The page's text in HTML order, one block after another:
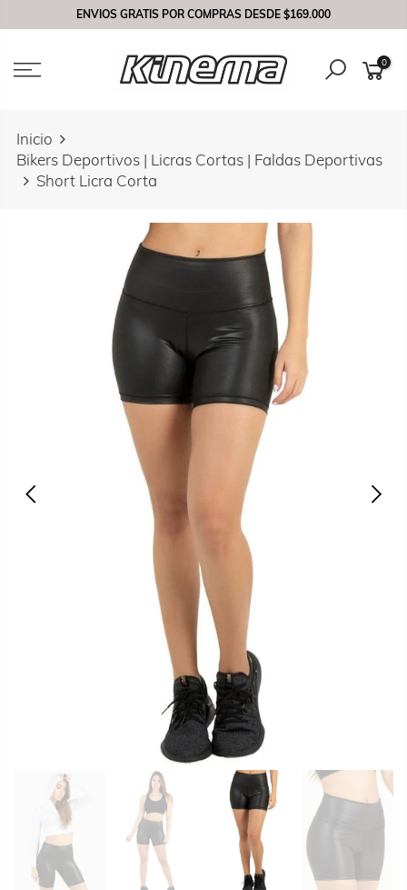
ENVIOS GRATIS POR COMPRAS DESDE $169.000
0
Inicio
Bikers Deportivos | Licras Cortas | Faldas Deportivas
Short Licra Corta